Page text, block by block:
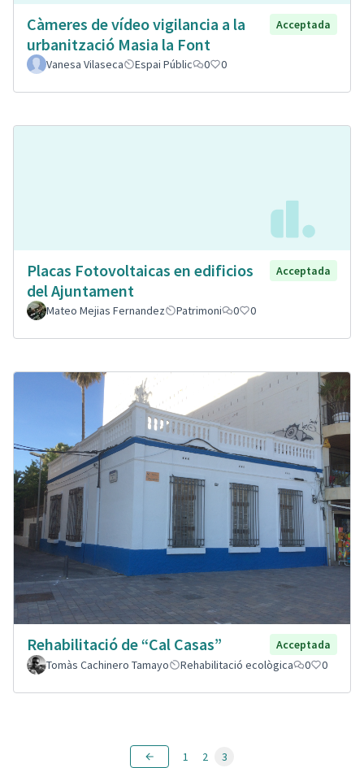
Càmeres de vídeo vigilancia a la
urbanització Masia la Font
Acceptada
Vanesa Vilaseca Espai Públic 0 0
Placas Fotovoltaicas en edificios
del Ajuntament
Acceptada
Mateo Mejias Fernandez Patrimoni 0 0
Rehabilitació de “Cal Casas”
Acceptada
Tomàs Cachinero Tamayo
Rehabilitació ecològica 0 0
1 2 3